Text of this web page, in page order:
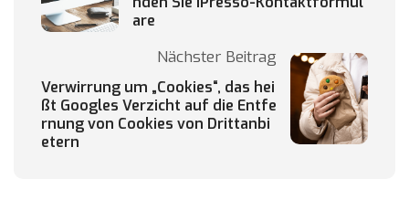
are
Nächster Beitrag
Verwirrung um „Cookies“, das hei
ßt Googles Verzicht auf die Entfe
rnung von Cookies von Drittanbi
etern